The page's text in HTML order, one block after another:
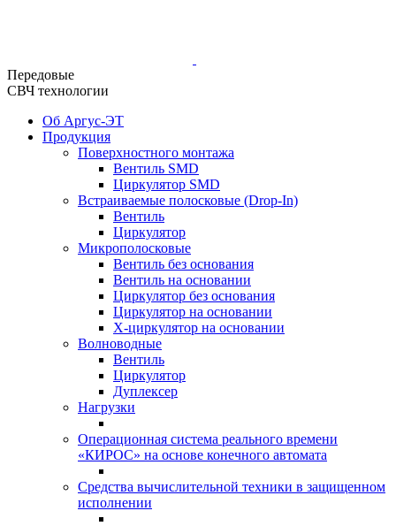
Передовые
СВЧ технологии
Об Аргус-ЭТ
Продукция
Поверхностного монтажа
Вентиль SMD
Циркулятор SMD
Встраиваемые полосковые (Drop-In)
Вентиль
Циркулятор
Микрополосковые
Вентиль без основания
Вентиль на основании
Циркулятор без основания
Циркулятор на основании
Х-циркулятор на основании
Волноводные
Вентиль
Циркулятор
Дуплексер
Нагрузки
Операционная система реального времени
«КИРОС» на основе конечного автомата
Средства вычислительной техники в защищенном
исполнении